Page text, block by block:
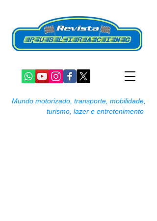
Mundo motorizado, transporte, mobilidade,
turismo, lazer e entretenimento